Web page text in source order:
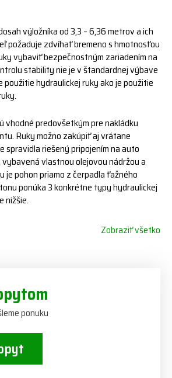
výložníka od 3,3 – 6,36 metrov a ich
požaduje zdvíhať bremeno s hmotnosťou
vybaviť bezpečnostným zariadením na
stability nie je v štandardnej výbave
použitie hydraulickej ruky ako je použitie
vhodné predovšetkým pre nakládku
Ruky možno zakúpiť aj vrátane
spravidla riešený pripojením na auto
vlastnou olejovou nádržou a
je pohon priamo z čerpadla ťažného
ponúka 3 konkrétne typy hydraulickej
nižšie.
Zobraziť všetko
ponuku